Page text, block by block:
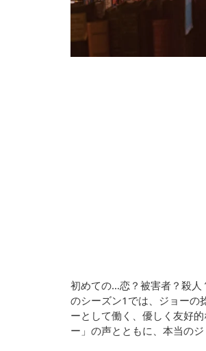
初めての…恋？被害者？殺人
のシーズン1では、ジョーの
ーとして働く、優しく友好
ー」の声とともに、本当のジ